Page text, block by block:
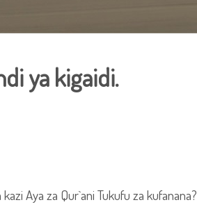
ya kigaidi.
Aya za Qur`ani Tukufu za kufanana?